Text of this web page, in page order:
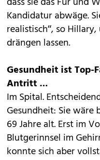
Kandidatur abwäge.
realistisch“, so
drängen lassen.
Gesundheit ist Top-
Antritt …
Im Spital.
Gesundheit: Sie wäre
69 Jahre alt. Erst im
Blutgerinnsel im
konnte sich aber